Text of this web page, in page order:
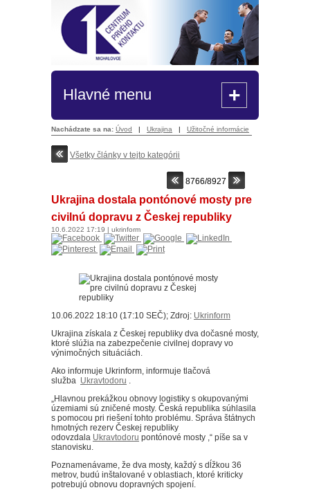
Hlavné menu +
Nachádzate sa na: Úvod | Ukrajina | Užitočné informácie
Všetky články v tejto kategórii
8766/8927
Ukrajina dostala pontónové mosty pre
civilnú dopravu z Českej republiky
10.6.2022 17:19 | ukrinform
10.06.2022 18:10 (17:10 SEČ); Zdroj: Ukrinform
Ukrajina získala z Českej republiky dva dočasné mosty,
ktoré slúžia na zabezpečenie civilnej dopravy vo
výnimočných situáciách.
Ako informuje Ukrinform, informuje tlačová
služba Ukravtodoru .
„Hlavnou prekážkou obnovy logistiky s okupovanými
územiami sú zničené mosty. Česká republika súhlasila
s pomocou pri riešení tohto problému. Správa štátnych
hmotných rezerv Českej republiky
odovzdala Ukravtodoru pontónové mosty ,“ píše sa v
stanovisku.
Poznamenávame, že dva mosty, každý s dĺžkou 36
metrov, budú inštalované v oblastiach, ktoré kriticky
potrebujú obnovu dopravných spojení.